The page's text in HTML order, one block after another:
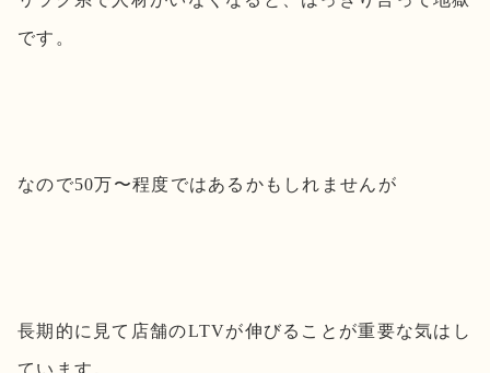
です。
なので50万〜程度ではあるかもしれませんが
長期的に見て店舗のLTVが伸びることが重要な気はし
ています。